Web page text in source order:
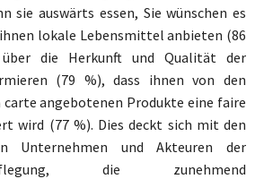
sie auswärts essen, Sie wünschen es
lokale Lebensmittel anbieten (86
die Herkunft und Qualität der
(79 %), dass ihnen von den
angebotenen Produkte eine faire
wird (77 %). Dies deckt sich mit den
Unternehmen und Akteuren der
die zunehmend